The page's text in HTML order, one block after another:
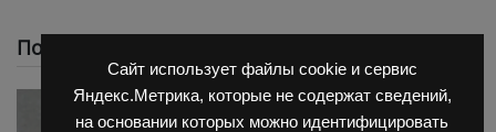
Сайт использует файлы cookie и сервис
Яндекс.Метрика, которые не содержат сведений,
на основании которых можно идентифицировать
Похожие